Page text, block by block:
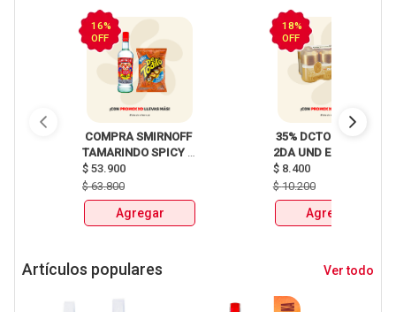
16%
OFF
COMPRA SMIRNOFF
TAMARINDO SPICY
X750ml Y LLEVATE
DETODITO 165GR o
150GR
$ 53.900
$63.800
Agregar
18%
OFF
35% DCTO EN LA
2DA UND EN
CERVEZA CLUB
COLOMBIA LATA
X330ml
$ 8.400
$10.200
Agregar
Artículos populares Ver todo